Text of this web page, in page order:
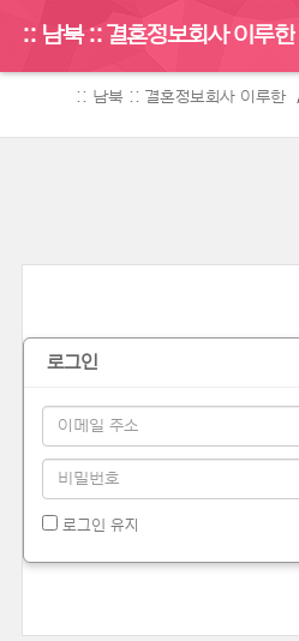
:: 남북 :: 결혼정보회사 이루한
게시판
:: 남북 :: 결혼정보회사 이루한
로그인
로그인 유지